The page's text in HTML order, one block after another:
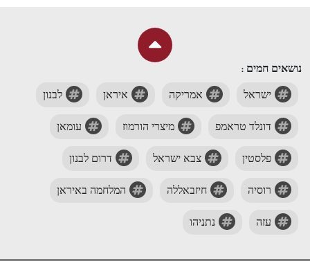
נושאים חמים :
ישראל אמריקה איראן לבנון
דונלד טראמפ מיצרי הורמוז עומאן
פלסטין צבא ישראל דרום לבנון
רוסיה חיזבאללה המלחמה באיראן
עזה נתניהו